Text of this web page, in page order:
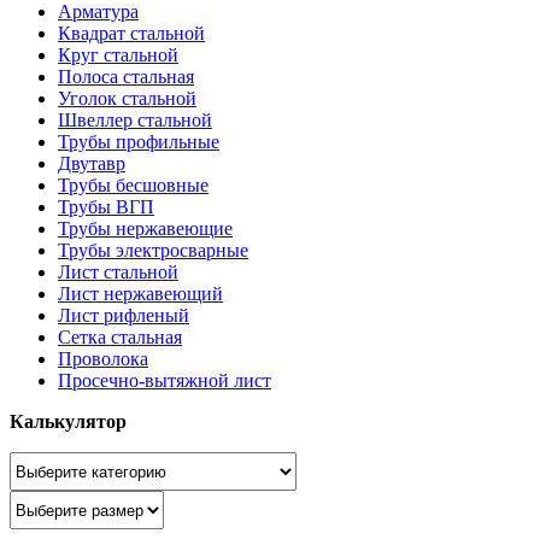
Арматура
Квадрат стальной
Круг стальной
Полоса стальная
Уголок стальной
Швеллер стальной
Трубы профильные
Двутавр
Трубы бесшовные
Трубы ВГП
Трубы нержавеющие
Трубы электросварные
Лист стальной
Лист нержавеющий
Лист рифленый
Сетка стальная
Проволока
Просечно-вытяжной лист
Калькулятор